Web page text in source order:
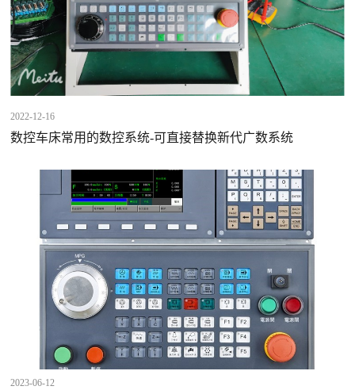
2022-12-16
数控车床常用的数控系统-可直接替换新代广数系统
2023-06-12